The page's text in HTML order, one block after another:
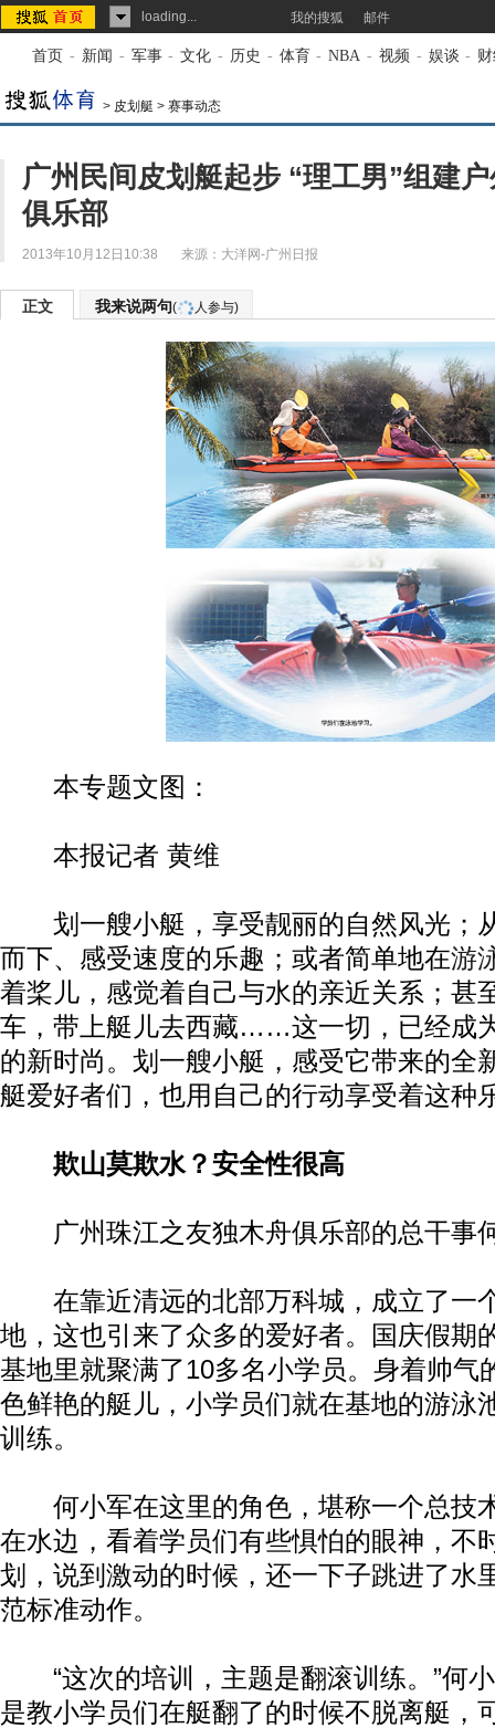
loading... 我的搜狐 邮件
首页 - 新闻 - 军事 - 文化 - 历史 - 体育 - NBA - 视频 - 娱谈 -
> 皮划艇 > 赛事动态
广州民间皮划艇起步 “理工男”组建
俱乐部
2013年10月12日10:38 来源： 大洋网-广州日报
正文 我来说两句( 人参与)
本专题文图：
本报记者 黄维
划一艘小艇，享受靓丽的自然风光；
而下、感受速度的乐趣；或者简单地在游
着桨儿，感觉着自己与水的亲近关系；甚
车，带上艇儿去西藏……这一切，已经成
的新时尚。划一艘小艇，感受它带来的全
艇爱好者们，也用自己的行动享受着这种
欺山莫欺水？安全性很高
广州珠江之友独木舟俱乐部的总干事
在靠近清远的北部万科城，成立了一
地，这也引来了众多的爱好者。国庆假期
基地里就聚满了10多名小学员。身着帅气
色鲜艳的艇儿，小学员们就在基地的游泳
训练。
何小军在这里的角色，堪称一个总技
在水边，看着学员们有些惧怕的眼神，不
划，说到激动的时候，还一下子跳进了水
范标准动作。
“这次的培训，主题是翻滚训练。”何小
是教小学员们在艇翻了的时候不脱离艇，